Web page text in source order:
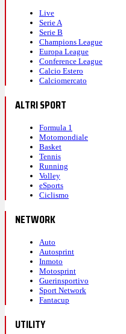
Live
Serie A
Serie B
Champions League
Europa League
Conference League
Calcio Estero
Calciomercato
ALTRI SPORT
Formula 1
Motomondiale
Basket
Tennis
Running
Volley
eSports
Ciclismo
NETWORK
Auto
Autosprint
Inmoto
Motosprint
Guerinsportivo
Sport Network
Fantacup
UTILITY